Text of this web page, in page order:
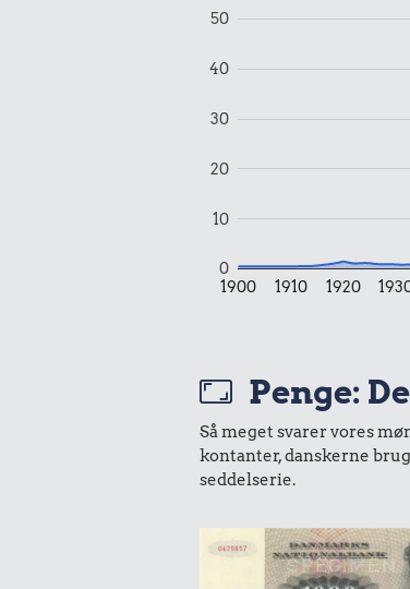
0,51 kr.
Samlet pris i
Udvalgte varer fra
Oldmoney. Priser i
1900 1910 1920
0
10
20
30
40
50
Penge:
Så meget svarer vores
kontanter, danskerne
seddelserie.